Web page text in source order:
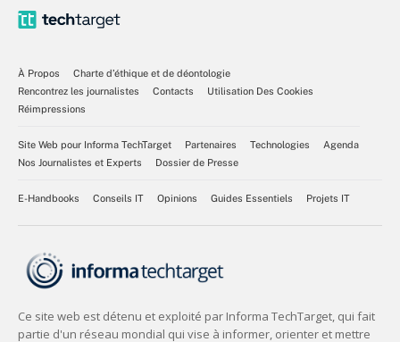
À Propos
Charte d’éthique et de déontologie
Rencontrez les journalistes
Contacts
Utilisation Des Cookies
Réimpressions
Site Web pour Informa TechTarget Partenaires Technologies
Agenda
Nos Journalistes et Experts
Dossier de Presse
E-Handbooks Conseils IT Opinions Guides Essentiels Projets IT